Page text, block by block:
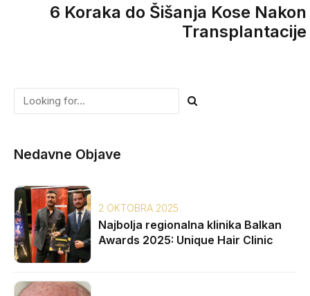
6 Koraka do Šišanja Kose Nakon
Transplantacije
Nedavne Objave
2 OKTOBRA 2025
Najbolja regionalna klinika Balkan
Awards 2025: Unique Hair Clinic